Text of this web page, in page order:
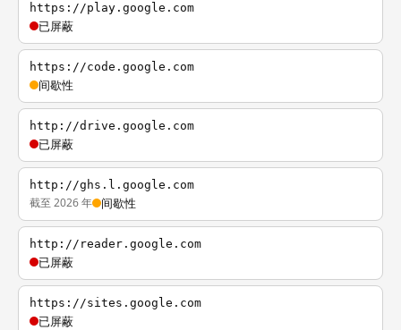
https://play.google.com
已屏蔽
https://code.google.com
间歇性
http://drive.google.com
已屏蔽
http://ghs.l.google.com
截至 2026 年 间歇性
http://reader.google.com
已屏蔽
https://sites.google.com
已屏蔽